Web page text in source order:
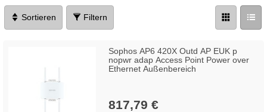
Sortieren Filtern
Sophos AP6 420X Outd AP EUK p
nopwr adap Access Point Power over
Ethernet Außenbereich
817,79 €